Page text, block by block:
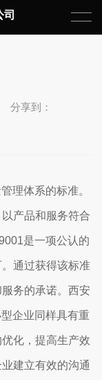
分享到：
理体系的标准。
产品和服务符合
是一项公认的
通过获得该标准
务的承诺。 西安
企业同样具有重
化，提高生产效
建立有效的沟通